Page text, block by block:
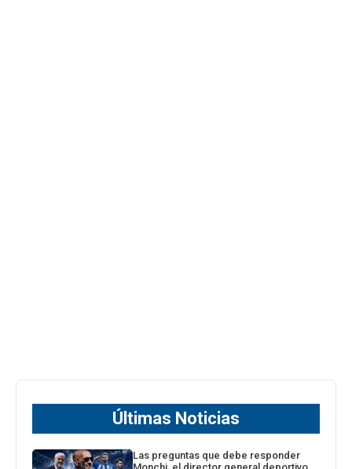
Últimas Noticias
Las preguntas que debe responder